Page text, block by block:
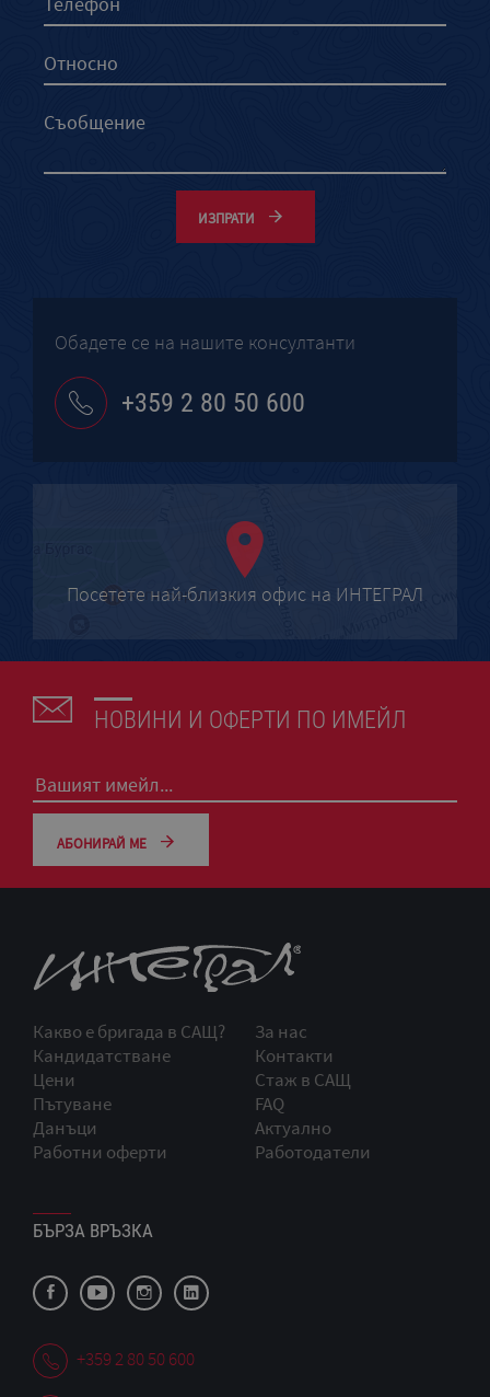
ИЗПРАТИ
Обадете се на нашите консултанти
+359 2 80 50 600
Посетете най-близкия офис на ИНТЕГРАЛ
НОВИНИ И ОФЕРТИ ПО ИМЕЙЛ
АБОНИРАЙ МЕ
Какво е бригада в САЩ?
Кандидатстване
Цени
Пътуване
Данъци
Работни оферти
За нас
Контакти
Стаж в САЩ
FAQ
Актуално
Работодатели
БЪРЗА ВРЪЗКА
+359 2 80 50 600